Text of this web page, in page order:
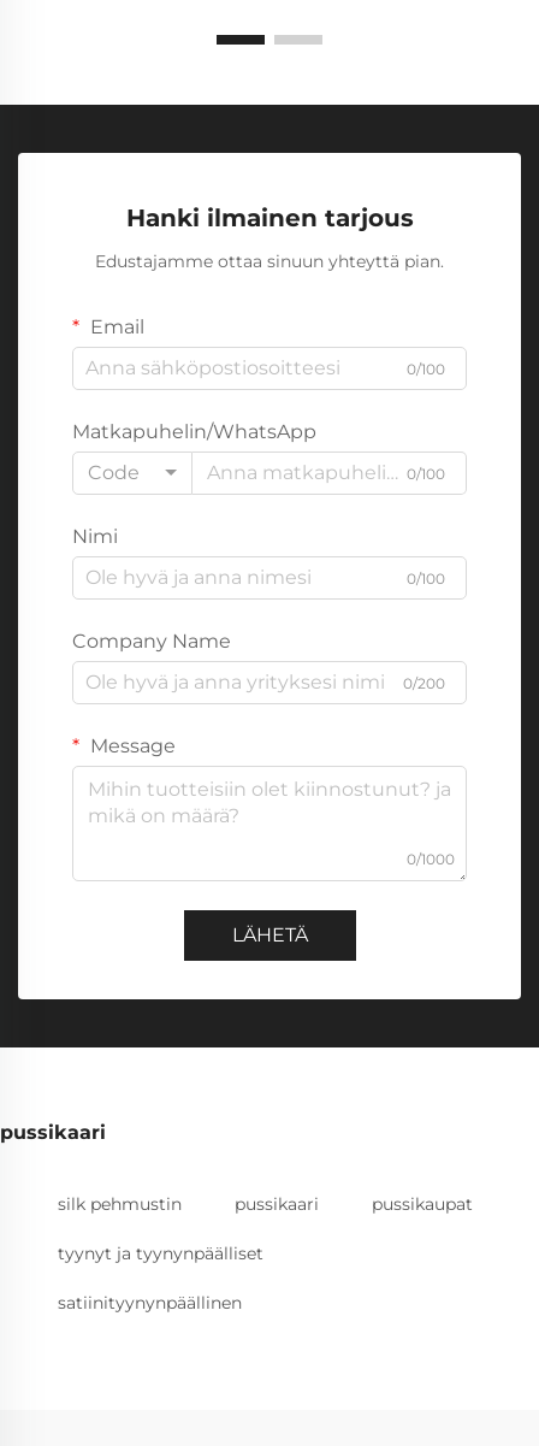
Hanki ilmainen tarjous
Edustajamme ottaa sinuun yhteyttä pian.
Email
0/100
Matkapuhelin/WhatsApp
Code
0/100
Nimi
0/100
Company Name
0/200
Message
0/1000
LÄHETÄ
pussikaari
silk pehmustin pussikaari pussikaupat
tyynyt ja tyynynpäälliset
satiinityynynpäällinen